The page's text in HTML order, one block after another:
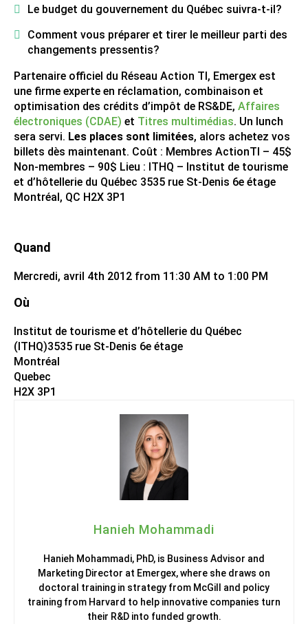
Le budget du gouvernement du Québec suivra-t-il?
Comment vous préparer et tirer le meilleur parti des
changements pressentis?
Partenaire officiel du Réseau Action TI, Emergex est
une firme experte en réclamation, combinaison et
optimisation des crédits d’impôt de RS&DE, Affaires
électroniques (CDAE) et Titres multimédias. Un lunch
sera servi. Les places sont limitées, alors achetez vos
billets dès maintenant. Coût : Membres ActionTI – 45$
Non-membres – 90$ Lieu : ITHQ – Institut de tourisme
et d’hôtellerie du Québec 3535 rue St-Denis 6e étage
Montréal, QC H2X 3P1
Quand
Mercredi, avril 4th 2012 from 11:30 AM to 1:00 PM
Où
Institut de tourisme et d’hôtellerie du Québec
(ITHQ)3535 rue St-Denis 6e étage
Montréal
Quebec
H2X 3P1
Hanieh Mohammadi
Hanieh Mohammadi, PhD, is Business Advisor and
Marketing Director at Emergex, where she draws on
doctoral training in strategy from McGill and policy
training from Harvard to help innovative companies turn
their R&D into funded growth.